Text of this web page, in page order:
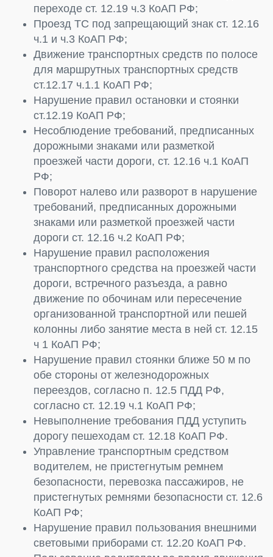
переходе ст. 12.19 ч.3 КоАП РФ;
Проезд ТС под запрещающий знак ст. 12.16
ч.1 и ч.3 КоАП РФ;
Движение транспортных средств по полосе
для маршрутных транспортных средств
ст.12.17 ч.1.1 КоАП РФ;
Нарушение правил остановки и стоянки
ст.12.19 КоАП РФ;
Несоблюдение требований, предписанных
дорожными знаками или разметкой
проезжей части дороги, ст. 12.16 ч.1 КоАП
РФ;
Поворот налево или разворот в нарушение
требований, предписанных дорожными
знаками или разметкой проезжей части
дороги ст. 12.16 ч.2 КоАП РФ;
Нарушение правил расположения
транспортного средства на проезжей части
дороги, встречного разъезда, а равно
движение по обочинам или пересечение
организованной транспортной или пешей
колонны либо занятие места в ней ст. 12.15
ч 1 КоАП РФ;
Нарушение правил стоянки ближе 50 м по
обе стороны от железнодорожных
переездов, согласно п. 12.5 ПДД РФ,
согласно ст. 12.19 ч.1 КоАП РФ;
Невыполнение требования ПДД уступить
дорогу пешеходам ст. 12.18 КоАП РФ.
Управление транспортным средством
водителем, не пристегнутым ремнем
безопасности, перевозка пассажиров, не
пристегнутых ремнями безопасности ст. 12.6
КоАП РФ;
Нарушение правил пользования внешними
световыми приборами ст. 12.20 КоАП РФ.